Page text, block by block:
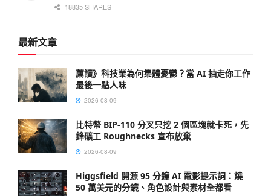
18835 SHARES
最新文章
薦讀》科技業為何集體憂鬱？當 AI 抽走你工作
最後一點人味
2026-08-09
比特幣 BIP-110 分叉只挖 2 個區塊就卡死，先
鋒礦工 Roughnecks 宣布放棄
2026-08-09
Higgsfield 開源 95 分鐘 AI 電影提示詞：燒
50 萬美元的分鏡、角色設計與素材全都看